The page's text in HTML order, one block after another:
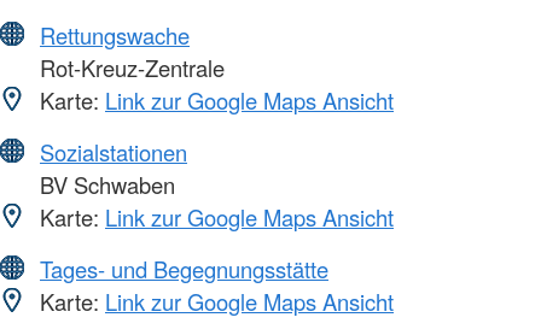
Rettungswache
Rot-Kreuz-Zentrale
Karte: Link zur Google Maps Ansicht
Sozialstationen
BV Schwaben
Karte: Link zur Google Maps Ansicht
Tages- und Begegnungsstätte
Karte: Link zur Google Maps Ansicht